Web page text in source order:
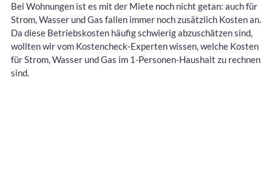
Bei Wohnungen ist es mit der Miete noch nicht getan: auch für
Strom, Wasser und Gas fallen immer noch zusätzlich Kosten an.
Da diese Betriebskosten häufig schwierig abzuschätzen sind,
wollten wir vom Kostencheck-Experten wissen, welche Kosten
für Strom, Wasser und Gas im 1-Personen-Haushalt zu rechnen
sind.